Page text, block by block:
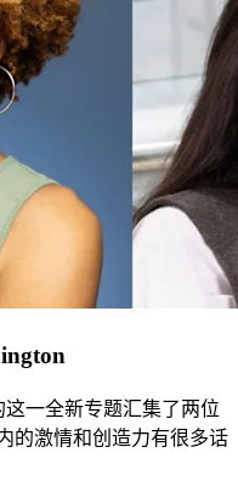
这一全新专题汇集了两位
的激情和创造力有很多话